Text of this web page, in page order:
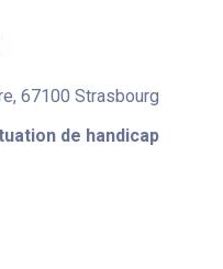
67100 Strasbourg
de handicap